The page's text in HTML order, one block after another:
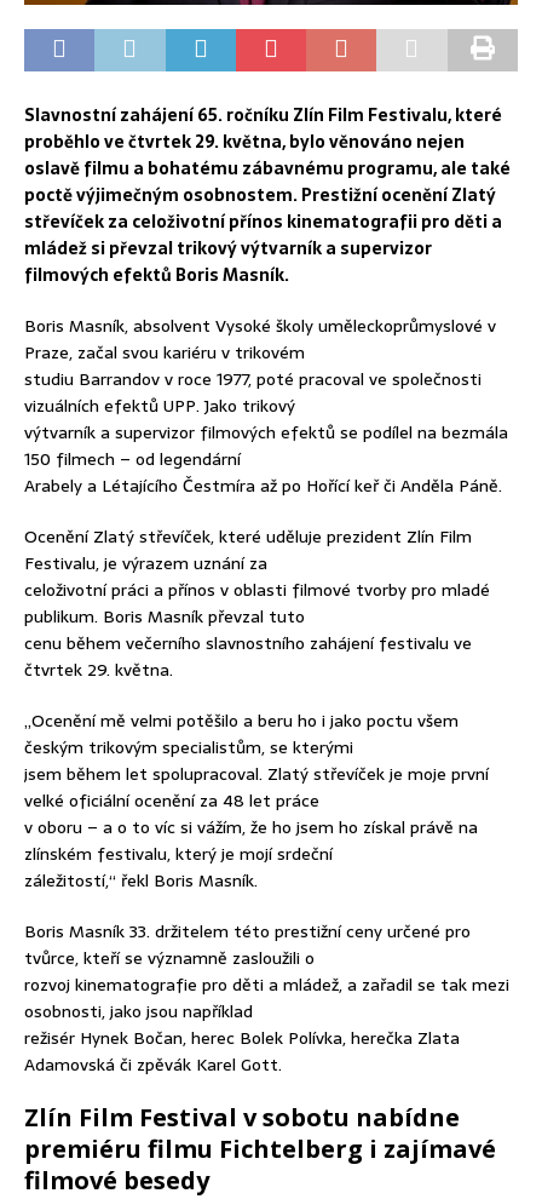
Slavnostní zahájení 65. ročníku Zlín Film Festivalu, které
proběhlo ve čtvrtek 29. května, bylo věnováno nejen
oslavě filmu a bohatému zábavnému programu, ale také
poctě výjimečným osobnostem. Prestižní ocenění Zlatý
střevíček za celoživotní přínos kinematografii pro děti a
mládež si převzal trikový výtvarník a supervizor
filmových efektů Boris Masník.
Boris Masník, absolvent Vysoké školy uměleckoprůmyslové v
Praze, začal svou kariéru v trikovém
studiu Barrandov v roce 1977, poté pracoval ve společnosti
vizuálních efektů UPP. Jako trikový
výtvarník a supervizor filmových efektů se podílel na bezmála
150 filmech – od legendární
Arabely a Létajícího Čestmíra až po Hořící keř či Anděla Páně.
Ocenění Zlatý střevíček, které uděluje prezident Zlín Film
Festivalu, je výrazem uznání za
celoživotní práci a přínos v oblasti filmové tvorby pro mladé
publikum. Boris Masník převzal tuto
cenu během večerního slavnostního zahájení festivalu ve
čtvrtek 29. května.
„Ocenění mě velmi potěšilo a beru ho i jako poctu všem
českým trikovým specialistům, se kterými
jsem během let spolupracoval. Zlatý střevíček je moje první
velké oficiální ocenění za 48 let práce
v oboru – a o to víc si vážím, že ho jsem ho získal právě na
zlínském festivalu, který je mojí srdeční
záležitostí,“ řekl Boris Masník.
Boris Masník 33. držitelem této prestižní ceny určené pro
tvůrce, kteří se významně zasloužili o
rozvoj kinematografie pro děti a mládež, a zařadil se tak mezi
osobnosti, jako jsou například
režisér Hynek Bočan, herec Bolek Polívka, herečka Zlata
Adamovská či zpěvák Karel Gott.
Zlín Film Festival v sobotu nabídne
premiéru filmu Fichtelberg i zajímavé
filmové besedy